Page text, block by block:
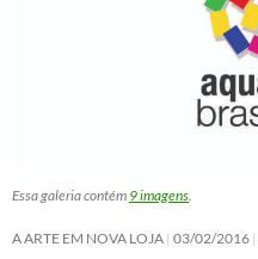
Essa galeria contém 9 imagens
A ARTE EM NOVA LOJA 03/02/2016